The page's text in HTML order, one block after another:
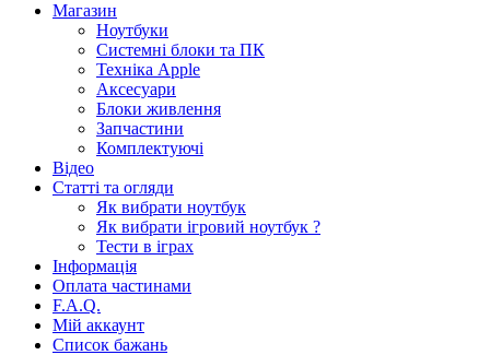
Магазин
Ноутбуки
Системні блоки та ПК
Техніка Apple
Аксесуари
Блоки живлення
Запчастини
Комплектуючі
Відео
Статті та огляди
Як вибрати ноутбук
Як вибрати ігровий ноутбук ?
Тести в іграх
Інформація
Оплата частинами
F.A.Q.
Мій аккаунт
Список бажань